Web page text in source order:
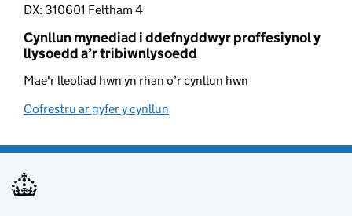
DX: 310601 Feltham 4
Cynllun mynediad i ddefnyddwyr proffesiynol y
llysoedd a’r tribiwnlysoedd
Mae'r lleoliad hwn yn rhan o’r cynllun hwn
Cofrestru ar gyfer y cynllun